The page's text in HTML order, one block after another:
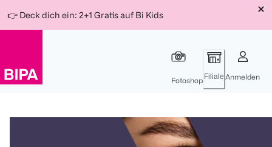
Für
150 Ös
Für
300 Ös
Für
500 Ös
zum
👉 Deck dich ein: 2+1 Gratis auf Bi Kids
Fotoshop Filiale Anmelden